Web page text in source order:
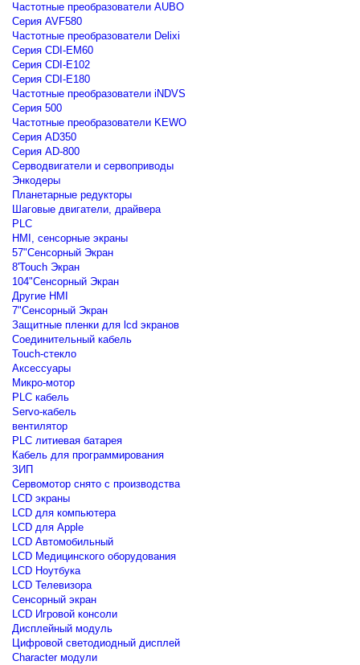
Частотные преобразователи AUBO
Серия AVF580
Частотные преобразователи Delixi
Серия CDI-EM60
Серия CDI-E102
Серия CDI-E180
Частотные преобразователи iNDVS
Серия 500
Частотные преобразователи KEWO
Серия AD350
Серия AD-800
Серводвигатели и сервоприводы
Энкодеры
Планетарные редукторы
Шаговые двигатели, драйвера
PLC
HMI, сенсорные экраны
57"Сенсорный Экран
8'Touch Экран
104"Сенсорный Экран
Другие HMI
7"Сенсорный Экран
Защитные пленки для lcd экранов
Соединительный кабель
Touch-стекло
Аксессуары
Микро-мотор
PLC кабель
Servo-кабель
вентилятор
PLC литиевая батарея
Кабель для программирования
ЗИП
Сервомотор снято с производства
LCD экраны
LCD для компьютера
LCD для Apple
LCD Автомобильный
LCD Медицинского оборудования
LCD Ноутбука
LCD Телевизора
Сенсорный экран
LCD Игровой консоли
Дисплейный модуль
Цифровой светодиодный дисплей
Сharacter модули